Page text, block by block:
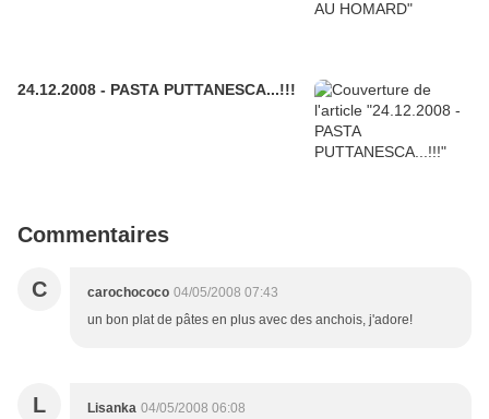
24.12.2008 - PASTA PUTTANESCA...!!!
Commentaires
C carochococo 04/05/2008 07:43
un bon plat de pâtes en plus avec des anchois, j'adore!
L Lisanka 04/05/2008 06:08